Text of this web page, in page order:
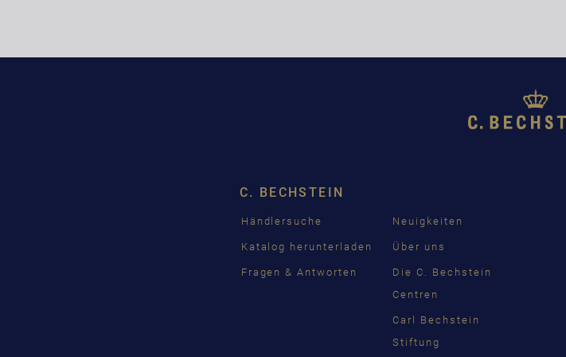
C. BECHSTEIN
Händlersuche
Katalog herunterladen
Fragen & Antworten
Neuigkeiten
Über uns
Die C. Bechstein
Centren
Carl Bechstein
Stiftung